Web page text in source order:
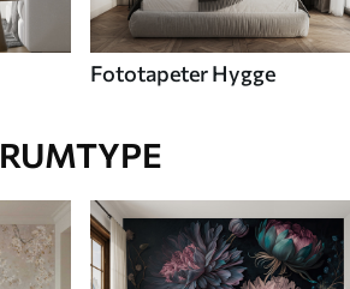
Fototapeter Hygge
RUMTYPE